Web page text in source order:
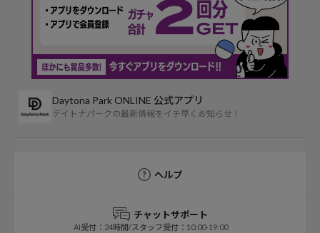
Daytona Park ONLINE 公式アプリ
デイトナパークの最新情報をイチ早くお知らせ！
ヘルプ
チャットサポート
AI受付：24時間/スタッフ受付：10:00-19:00